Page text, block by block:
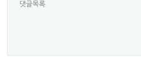
댓글목록